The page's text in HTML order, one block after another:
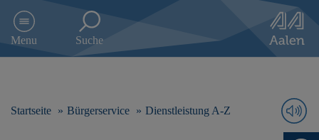
e
Menu Suche
Startseite Bürgerservice Dienstleistung A-Z